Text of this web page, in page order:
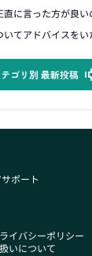
に言った方が良い
てアドバイスをい
ゴリ別 最新投稿
ポート
イバシーポリシー
いについて